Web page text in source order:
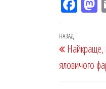
k
Навігація
записів
Попередній
запис
НАЗАД
Найкраще,
яловичого